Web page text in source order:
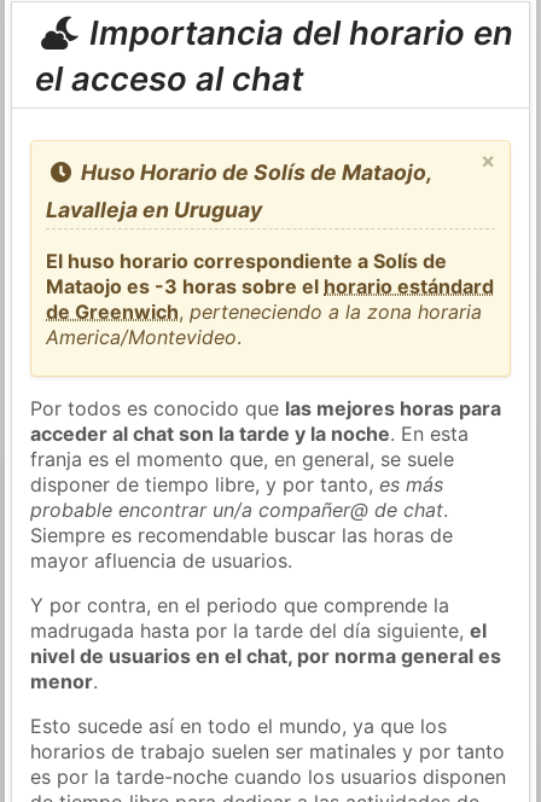
Importancia del horario en
el acceso al chat
×
Huso Horario de Solís de Mataojo,
Lavalleja en Uruguay
El huso horario correspondiente a Solís de
Mataojo es -3 horas sobre el horario estándard
de Greenwich,perteneciendo a la zona horaria
America/Montevideo.
Por todos es conocido que las mejores horas para
acceder al chat son la tarde y la noche. En esta
franja es el momento que, en general, se suele
disponer de tiempo libre, y por tanto,es más
probable encontrar un/a compañer@ de chat.
Siempre es recomendable buscar las horas de
mayor afluencia de usuarios.
Y por contra, en el periodo que comprende la
madrugada hasta por la tarde del día siguiente,el
nivel de usuarios en el chat, por norma general es
menor.
Esto sucede así en todo el mundo, ya que los
horarios de trabajo suelen ser matinales y por tanto
es por la tarde-noche cuando los usuarios disponen